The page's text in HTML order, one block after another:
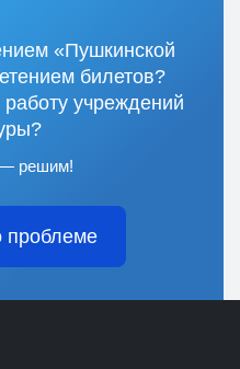
«Пушкинской
билетов?
учреждений
решим!
проблеме